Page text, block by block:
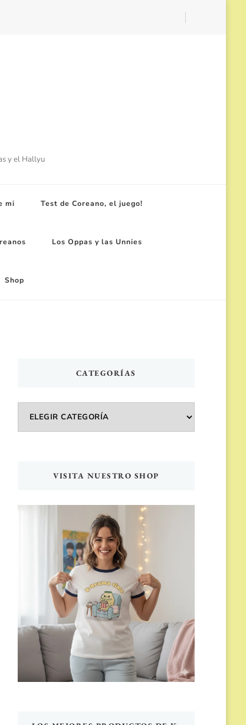
y el Hallyu
mi Test de Coreano, el juego!
Los Oppas y las Unnies
Shop
CATEGORÍAS
Categorías
VISITA NUESTRO SHOP